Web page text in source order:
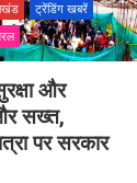
ट्रेंडिंग खबरें
और
सख्त,
पर सरकार